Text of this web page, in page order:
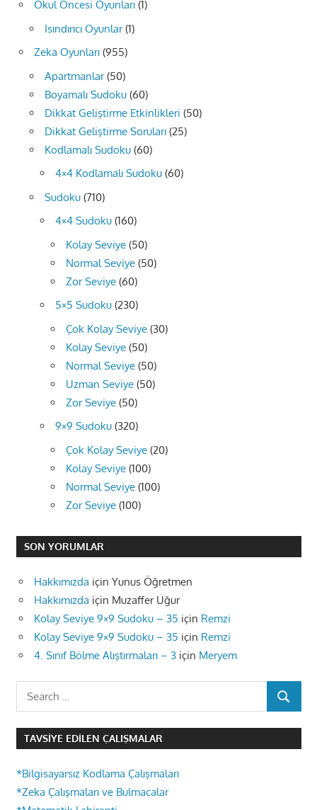
Okul Öncesi Oyunları (1)
Isındırıcı Oyunlar(1)
Zeka Oyunları (955)
Apartmanlar(50)
Boyamalı Sudoku (60)
Dikkat Geliştirme Etkinlikleri (50)
Dikkat Geliştirme Soruları (25)
Kodlamalı Sudoku (60)
4×4 Kodlamalı Sudoku (60)
Sudoku (710)
4×4 Sudoku (160)
Kolay Seviye (50)
Normal Seviye (50)
Zor Seviye (60)
5×5 Sudoku (230)
Çok Kolay Seviye (30)
Kolay Seviye (50)
Normal Seviye (50)
Uzman Seviye (50)
Zor Seviye (50)
9×9 Sudoku (320)
Çok Kolay Seviye (20)
Kolay Seviye (100)
Normal Seviye (100)
Zor Seviye (100)
SON YORUMLAR
Hakkımızda için Yunus Öğretmen
Hakkımızda için Muzaffer Uğur
Kolay Seviye 9×9 Sudoku – 35 için Remzi
Kolay Seviye 9×9 Sudoku – 35 için Remzi
4. Sınıf Bölme Alıştırmaları – 3 için Meryem
Search
for:
SEARCH
TAVSIYE EDILEN ÇALIŞMALAR
*Bilgisayarsız Kodlama Çalışmaları
*Zeka Çalışmaları ve Bulmacalar